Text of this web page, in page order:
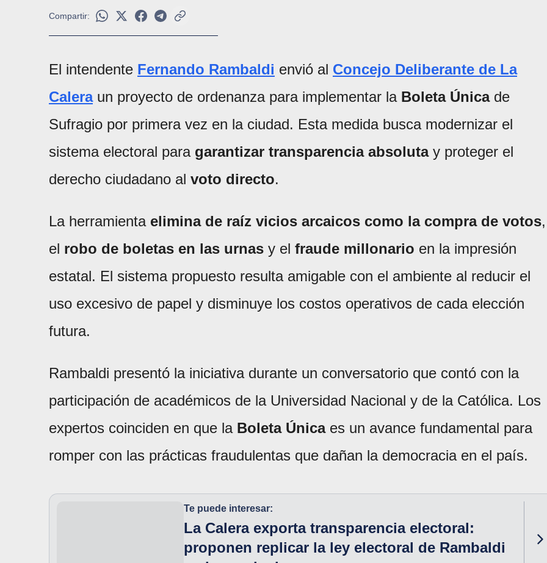
Compartir:
El intendente Fernando Rambaldi envió al Concejo Deliberante de La
Caleraun proyecto de ordenanza para implementar la Boleta Únicade
Sufragio por primera vez en la ciudad. Esta medida busca modernizar el
sistema electoral para garantizar transparencia absolutay proteger el
derecho ciudadano al voto directo.
La herramienta elimina de raíz vicios arcaicos como la compra de votos,
el robo de boletas en las urnas y el fraude millonario en la impresión
estatal. El sistema propuesto resulta amigable con el ambiente al reducir el
uso excesivo de papel y disminuye los costos operativos de cada elección
futura.
Rambaldi presentó la iniciativa durante un conversatorio que contó con la
participación de académicos de la Universidad Nacional y de la Católica. Los
expertos coinciden en que la Boleta Únicaes un avance fundamental para
romper con las prácticas fraudulentas que dañan la democracia en el país.
Te puede interesar:
La Calera exporta transparencia electoral:
proponen replicar la ley electoral de Rambaldi